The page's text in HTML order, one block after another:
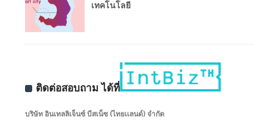
เทคโนโลยี
ติดต่อสอบถาม ได้ที่
บริษัท อินเทลลิเจ็นซ์ บีสเน็ซ (ไทยเเลนด์) จำกัด